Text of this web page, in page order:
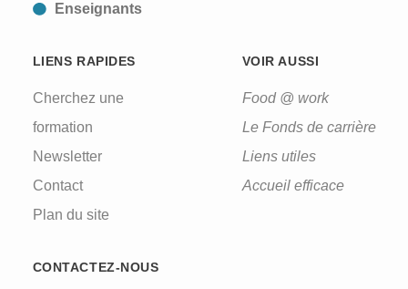
Enseignants
LIENS RAPIDES
Cherchez une
formation
Newsletter
Contact
Plan du site
VOIR AUSSI
Food @ work
Le Fonds de carrière
Liens utiles
Accueil efficace
CONTACTEZ-NOUS